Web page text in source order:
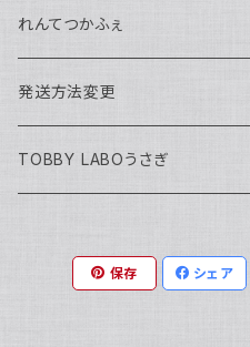
れんてつ関西遠征2026
濱口ハンナ
軌条あさま
高架線はやぶさ
れんてつ新衣装獲得の試練2026
濱口ハンナ生誕祭2026
チェキ
2026年迎える
わがなまワンマン
れんてつかふぇ
ハロウィン2025
まるよ生誕2026
発送方法変更
TOBBY LABOうさぎ
保存 シェア